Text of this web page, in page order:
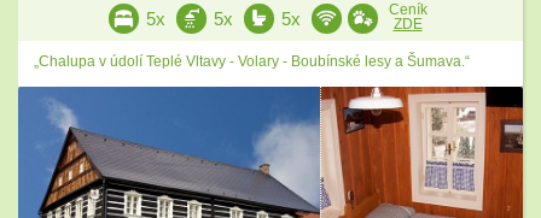
5x 5x 5x
Ceník
ZDE
„Chalupa v údolí Teplé Vltavy - Volary - Boubínské lesy a Šumava.“